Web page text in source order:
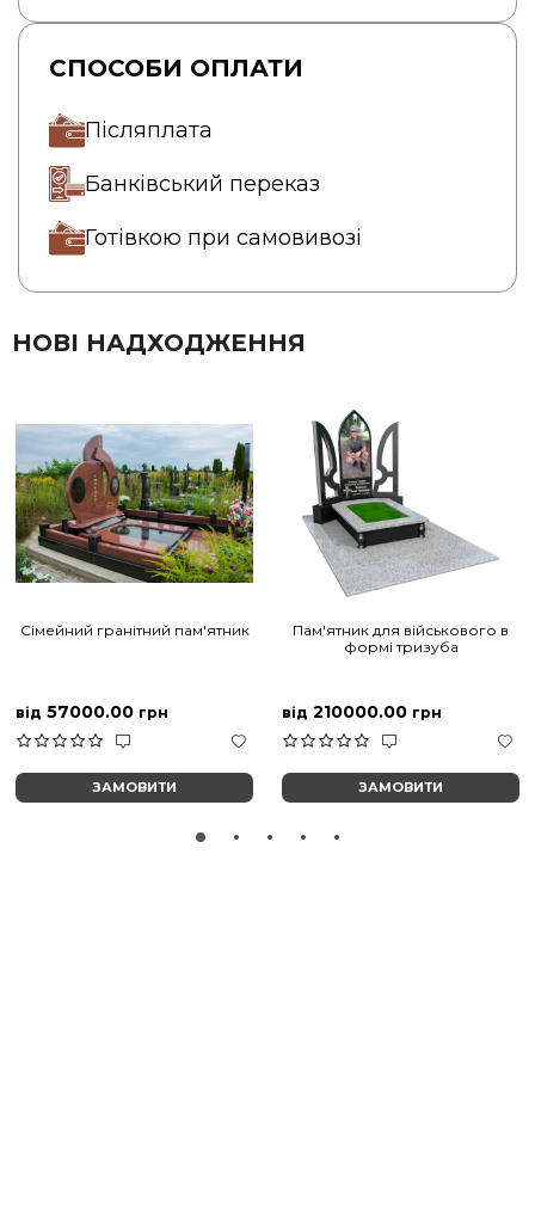
СПОСОБИ ОПЛАТИ
Післяплата
Банківський переказ
Готівкою при самовивозі
НОВІ НАДХОДЖЕННЯ
Сімейний гранітний пам'ятник
від 57000.00 грн
ЗАМОВИТИ
Пам'ятник для військового в
формі тризуба
від 210000.00 грн
ЗАМОВИТИ